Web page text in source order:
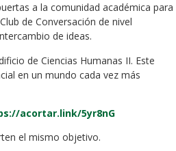
a la comunidad académica para
de Conversación de nivel
de ideas.
de Ciencias Humanas II. Este
en un mundo cada vez más
acortar.link/5yr8nG
el mismo objetivo.